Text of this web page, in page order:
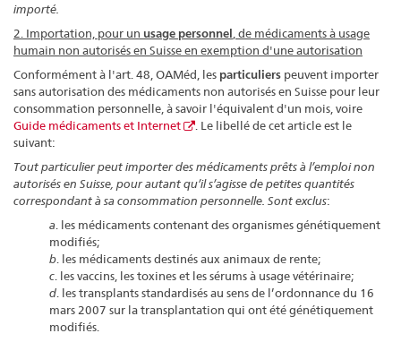
importé.
2. Importation, pour un usage personnel , de médicaments à usage
humain non autorisés en Suisse en exemption d'une autorisation
Conformément à l'art. 48, OAMéd, les particuliers peuvent importer
sans autorisation des médicaments non autorisés en Suisse pour leur
consommation personnelle, à savoir l'équivalent d'un mois, voire
Guide médicaments et Internet
. Le libellé de cet article est le
suivant:
Tout particulier peut importer des médicaments prêts à l’emploi non
autorisés en Suisse, pour autant qu’il s’agisse de petites quantités
correspondant à sa consommation personnelle. Sont exclus:
a . les médicaments contenant des organismes génétiquement
modifiés;
b . les médicaments destinés aux animaux de rente;
c . les vaccins, les toxines et les sérums à usage vétérinaire;
d . les transplants standardisés au sens de l’ordonnance du 16
mars 2007 sur la transplantation qui ont été génétiquement
modifiés.